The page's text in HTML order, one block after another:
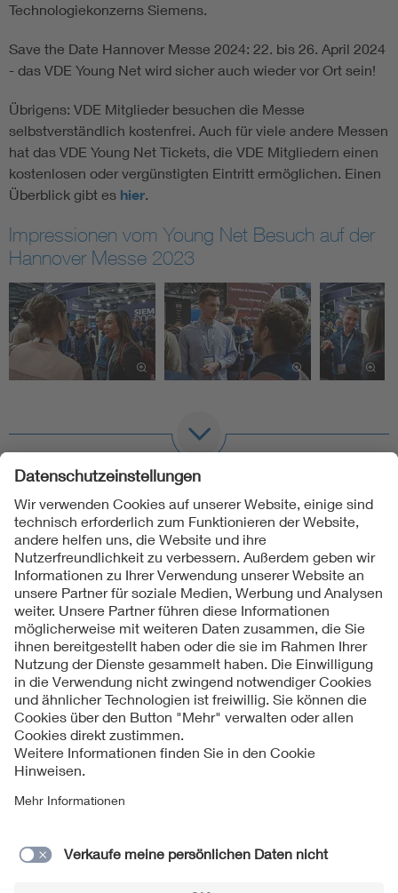
Technologiekonzerns Siemens.
Save the Date Hannover Messe 2024: 22. bis 26. April 2024
- das VDE Young Net wird sicher auch wieder vor Ort sein!
Übrigens: VDE Mitglieder besuchen die Messe
selbstverständlich kostenfrei. Auch für viele andere Messen
hat das VDE Young Net Tickets, die VDE Mitgliedern einen
kostenlosen oder vergünstigten Eintritt ermöglichen. Einen
Überblick gibt es hier.
Impressionen vom Young Net Besuch auf der
Hannover Messe 2023
Folgen Sie uns
Kontakte
Service
Impressum
Datenschutzinformationen
Cookie Hinweise
Lieferantenportal